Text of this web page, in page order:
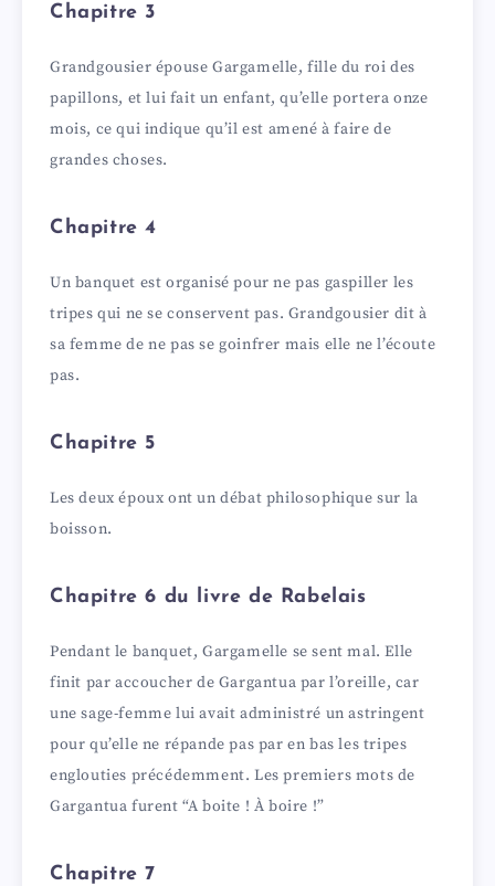
e
Chapitre 3
Grandgousier épouse Gargamelle, fille du roi des
papillons, et lui fait un enfant, qu’elle portera onze
mois, ce qui indique qu’il est amené à faire de
grandes choses.
Chapitre 4
Un banquet est organisé pour ne pas gaspiller les
tripes qui ne se conservent pas. Grandgousier dit à
sa femme de ne pas se goinfrer mais elle ne l’écoute
pas.
Chapitre 5
Les deux époux ont un débat philosophique sur la
boisson.
Chapitre 6 du livre de Rabelais
Pendant le banquet, Gargamelle se sent mal. Elle
finit par accoucher de Gargantua par l’oreille, car
une sage-femme lui avait administré un astringent
pour qu’elle ne répande pas par en bas les tripes
englouties précédemment. Les premiers mots de
Gargantua furent “A boite ! À boire !”
Chapitre 7